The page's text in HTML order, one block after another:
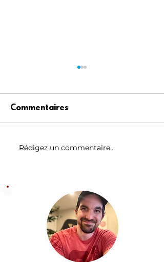
"Reese" Santé En 3
Commentaires
Rédigez un commentaire...